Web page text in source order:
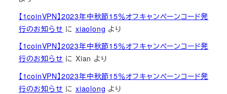
【1coinVPN】2023年中秋節15％オフキャンペーンコード発
行のお知らせ にxiaolong より
【1coinVPN】2023年中秋節15％オフキャンペーンコード発
行のお知らせ にXian より
【1coinVPN】2023年中秋節15％オフキャンペーンコード発
行のお知らせ にxiaolong より